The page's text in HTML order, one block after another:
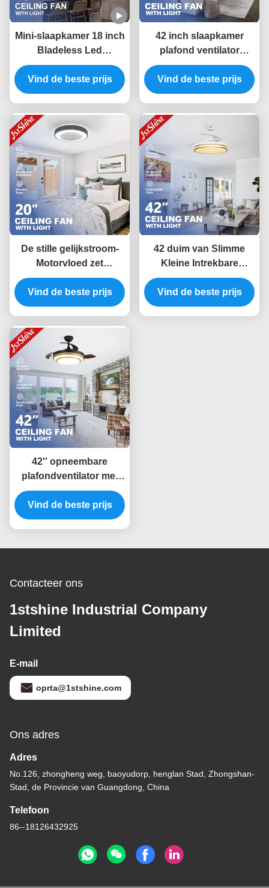
Mini-slaapkamer 18 inch
Bladeless Led
Plafondventilator Dc
Motor 6 snelheid
afstandsbediening
Vind de beste prijs
42 inch slaapkamer
plafond ventilator
controle onzichtbare
kamer ventilator licht
laag geluid
Vind de beste prijs
De stille gelijkstroom-
Motorvloed zet
Plafondventilator met
Lichten, Lage
Profielventilator voor
Vind de beste prijs
42 duim van Slimme
Kleine Intrekbare
LEIDENE de Lichte
Controle
Plafondventilatorwifi
Vind de beste prijs
42'' opneembare
plafondventilator met
dimbaar LED-licht Amd
gelijkstroommotor
Vind de beste prijs
Contacteer ons
1stshine Industrial Company
Limited
E-mail
oprta@1stshine.com
Ons adres
Adres
No.126, zhongheng weg, baoyudorp, henglan Stad, Zhongshan-
Stad, de Provincie van Guangdong, China
Telefoon
86--18126432925